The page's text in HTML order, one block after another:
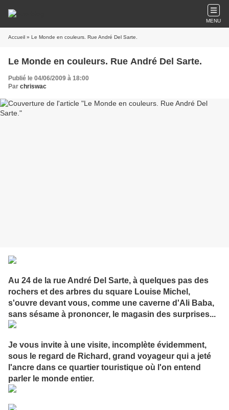
MENU
Accueil » Le Monde en couleurs. Rue André Del Sarte.
Le Monde en couleurs. Rue André Del Sarte.
Publié le 04/06/2009 à 18:00
Par chriswac
Au 24 de la rue André Del Sarte, à quelques pas des
rochers et des arbres du square Louise Michel,
s'ouvre devant vous, comme une caverne d'Ali Baba,
sans sésame à prononcer, le magasin des surprises...
Je vous invite à une visite, incomplète évidemment,
sous le regard de Richard, grand voyageur qui a jeté
l'ancre dans ce quartier touristique où l'on entend
parler le monde entier.